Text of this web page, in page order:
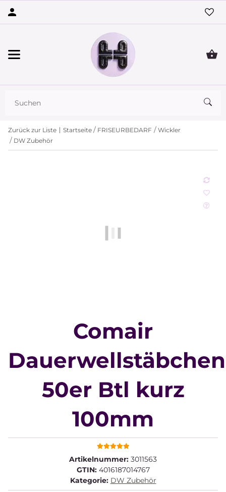
Zurück zur Liste Startseite FRISEURBEDARF
Wickler
DW Zubehör
Comair
Dauerwellstäbchen
50er Btl kurz
100mm
Artikelnummer: 3011563
GTIN: 4016187014767
Kategorie: DW Zubehör